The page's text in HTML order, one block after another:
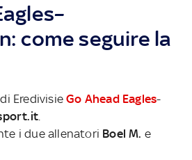
come seguire la
EredivisieGo Ahead Eagles-
i due allenatori Boel M. e